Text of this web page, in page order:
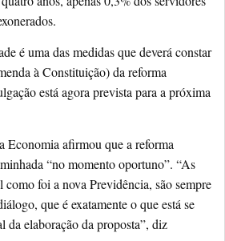
é uma das medidas que deverá constar
à Constituição) da reforma
está agora prevista para a próxima
Economia afirmou que a reforma
“no momento oportuno”. “As
como foi a nova Previdência, são sempre
que é exatamente o que está se
da elaboração da proposta”, diz